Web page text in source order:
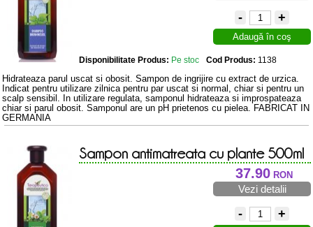
- +
Adaugă în coş
Disponibilitate Produs: Pe stoc Cod Produs: 1138
Hidrateaza parul uscat si obosit. Sampon de ingrijire cu extract de urzica.
Indicat pentru utilizare zilnica pentru par uscat si normal, chiar si pentru un
scalp sensibil. In utilizare regulata, samponul hidrateaza si improspateaza
chiar si parul obosit. Samponul are un pH prietenos cu pielea. FABRICAT IN
GERMANIA
Sampon antimatreata cu plante 500ml
37.90RON
Vezi detalii
- +